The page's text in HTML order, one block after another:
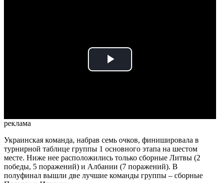
Play
реклама
Украинская команда, набрав семь очков, финишировала в
турнирной таблице группы 1 основного этапа на шестом
месте. Ниже нее расположились только сборные Литвы (2
победы, 5 поражений) и Албании (7 поражений). В
полуфинал вышли две лучшие команды группы – сборные